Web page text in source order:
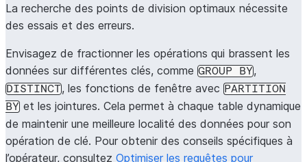
La recherche des points de division optimaux nécessite
des essais et des erreurs.
Envisagez de fractionner les opérations qui brassent les
données sur différentes clés, comme GROUP BY,
DISTINCT, les fonctions de fenêtre avec
PARTITION
BY et les jointures. Cela permet à chaque table dynamique
de maintenir une meilleure localité des données pour son
opération de clé. Pour obtenir des conseils spécifiques à
l’opérateur, consultez Optimiser les requêtes pour